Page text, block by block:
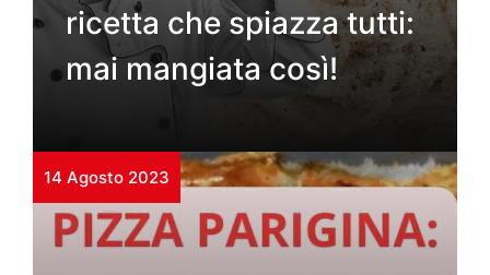
ricetta che spiazza tutti:
mai mangiata così!
14 Agosto 2023